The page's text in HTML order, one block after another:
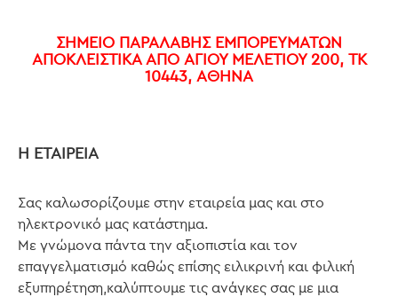
ΣΗΜΕΊΟ ΠΑΡΑΛΑΒΉΣ ΕΜΠΟΡΕΥΜΆΤΩΝ
ΑΠΟΚΛΕΙΣΤΙΚΑ ΑΠΌ ΑΓΙΟΥ ΜΕΛΕΤΙΟΥ 200, ΤΚ
10443, ΑΘΗΝΑ
Η ΕΤΑΙΡΕΙΑ
Σας καλωσορίζουμε στην εταιρεία μας και στο
ηλεκτρονικό μας κατάστημα.
Με γνώμονα πάντα την αξιοπιστία και τον
επαγγελματισμό καθώς επίσης ειλικρινή και φιλική
εξυπηρέτηση,καλύπτουμε τις ανάγκες σας με μια